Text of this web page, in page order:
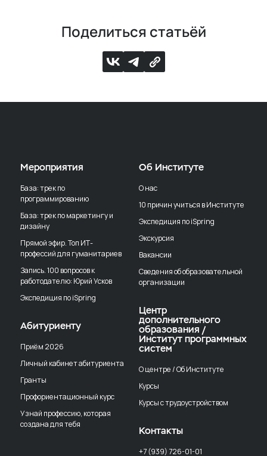
Поделиться статьёй
Мероприятия
База: трек по
программированию
База: трек по маркетингу и
дизайну
Прямой эфир. Топ ИТ-
профессий для гуманитариев
Запись. 100 вопросов к
работодателю: Юрий Усков
Экспедиция по iSpring
Абитуриенту
Приём 2026
Личный кабинет абитуриента
Гранты
Профориентационный курс
Узнай профессию, которая
создана для тебя
Об Институте
О нас
10 причин учиться в Институте
Экспедиция по iSpring
Экскурсия
Вакансии
Сведения об образовательной
организации
Центр
дополнительного
образования /
Институт программных
систем
О центре / Об Институте
Курсы
Курсы с трудоустройством
Контакты
+7 (939) 726-01-01